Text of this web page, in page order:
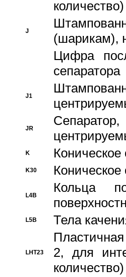
количество)
J
(шарикам),
Цифра
сепаратора
J1
JR
K Коническое
K30 Коническое
L4B
Кольца
L5B Тела
LHT23
2, для
количество)